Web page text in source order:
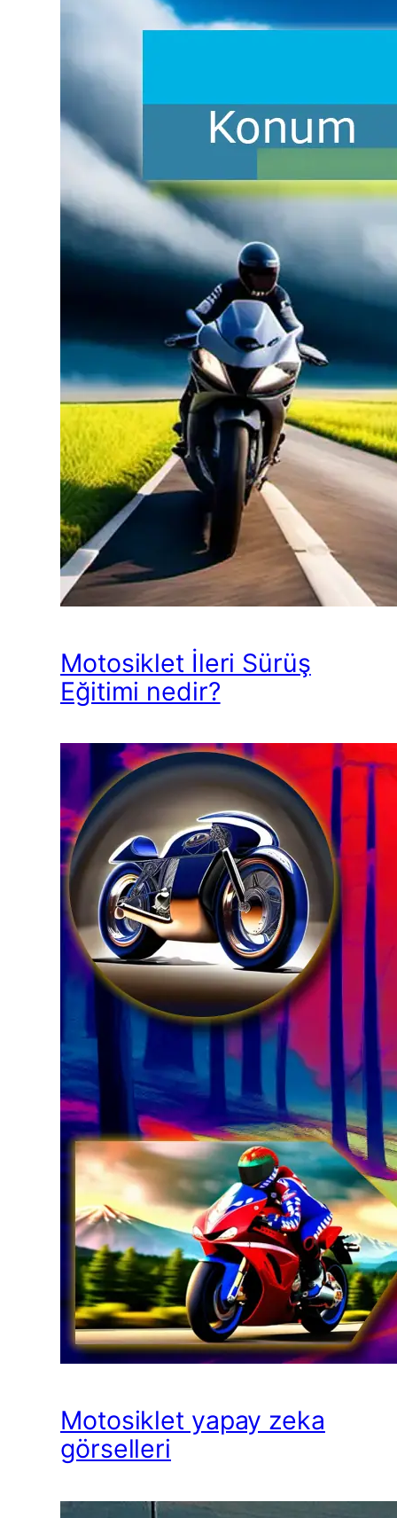
Motosiklet İleri Sürüş
Eğitimi nedir?
Motosiklet yapay zeka
görselleri